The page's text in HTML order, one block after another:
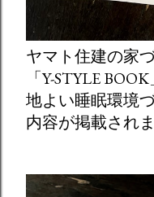
ヤマト住建の家
「Y-STYLE
地よい睡眠環境
内容が掲載され